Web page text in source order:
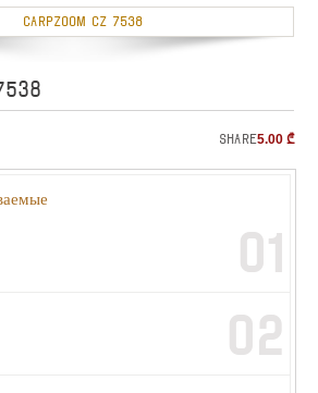
5.00 ₾
Share
01
02